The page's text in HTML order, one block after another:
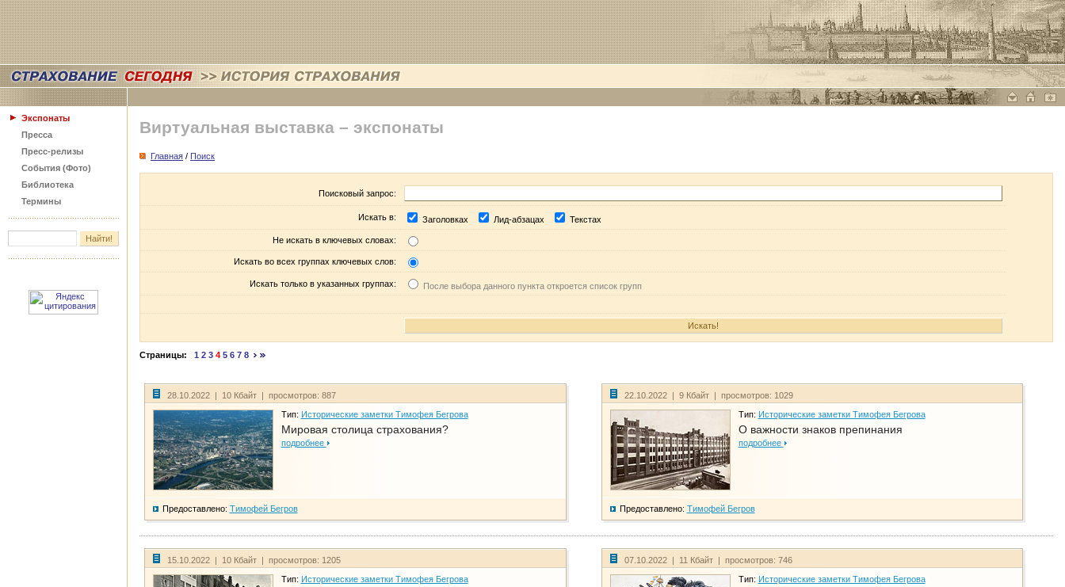
Экспонаты
Пресса
Пресс-релизы
События (Фото)
Библиотека
Термины
Виртуальная выставка – экспонаты
Главная / Поиск
Поисковый запрос:
Искать в: Заголовках Лид-абзацах Текстах
Не искать в ключевых словах:
Искать во всех группах ключевых слов:
Искать только в указанных группах: После выбора данного пункта откроется список групп
Страницы: 1 2 3 4 5 6 7 8
28.10.2022 | 10 Кбайт | просмотров: 887
Тип: Исторические заметки Тимофея Бегрова
Мировая столица страхования?
подробнее
Предоставлено: Тимофей Бегров
22.10.2022 | 9 Кбайт | просмотров: 1029
Тип: Исторические заметки Тимофея Бегрова
О важности знаков препинания
подробнее
Предоставлено: Тимофей Бегров
15.10.2022 | 10 Кбайт | просмотров: 1205
Тип: Исторические заметки Тимофея Бегрова
07.10.2022 | 11 Кбайт | просмотров: 746
Тип: Исторические заметки Тимофея Бегрова